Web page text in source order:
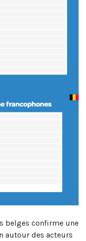
belges confirme une
autour des acteurs